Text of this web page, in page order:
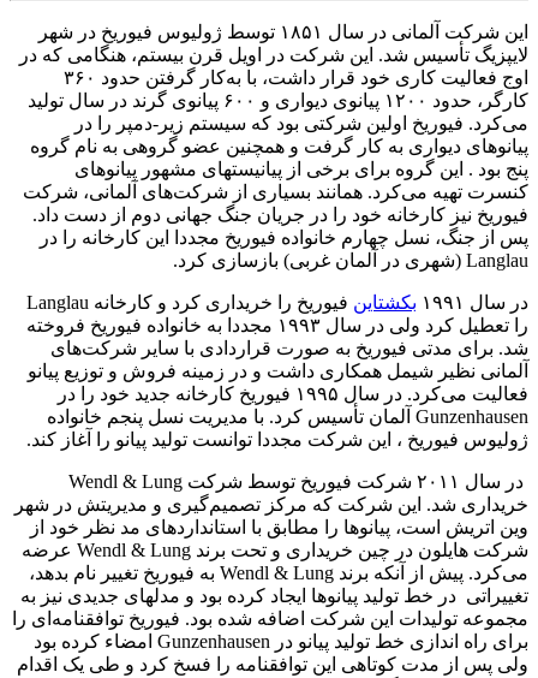
این شرکت آلمانی در سال ۱۸۵۱ توسط ژولیوس فیوریخ در شهر
لایپزیگ تأسیس شد. این شرکت در اویل قرن بیستم، هنگامی که در
اوج فعالیت کاری خود قرار داشت، با به‌کار گرفتن حدود ۳۶۰
کارگر، حدود ۱۲۰۰ پیانوی دیواری و ۶۰۰ پیانوی گرند در سال تولید
می‌کرد. فیوریخ اولین شرکتی بود که سیستم زیر-دمپر را در
پیانوهای دیواری به کار گرفت و همچنین عضو گروهی به نام گروه
پنج بود . این گروه برای برخی از پیانیستهای مشهور پیانوهای
کنسرت تهیه می‌کرد. همانند بسیاری از شرکت‌های آلمانی، شرکت
فیوریخ نیز کارخانه خود را در جریان جنگ جهانی دوم از دست داد.
پس از جنگ، نسل چهارم خانواده فیوریخ مجددا این کارخانه را در
Langlau (شهری در آلمان غربی)‌ بازسازی کرد.
در سال ۱۹۹۱ بکشتاین
فیوریخ را خریداری کرد و کارخانه Langlau
را تعطیل کرد ولی در سال ۱۹۹۳ مجددا به خانواده فیوریخ فروخته
شد. برای مدتی فیوریخ به صورت قراردادی با سایر شرکت‌های
آلمانی نظیر شیمل همکاری داشت و در زمینه فروش و توزیع پیانو
فعالیت می‌کرد. در سال ۱۹۹۵ فیوریخ کارخانه جدید خود را در
Gunzenhausen آلمان تأسیس کرد. با مدیریت نسل پنجم خانواده
ژولیوس فیوریخ ، این شرکت مجددا توانست تولید پیانو را آغاز کند.
در سال ۲۰۱۱ شرکت فیوریخ توسط شرکت Wendl & Lung
خریداری شد. این شرکت که مرکز تصمیم‌گیری و مدیریتش در شهر
وین اتریش است، پیانوها را مطابق با استانداردهای مد نظر خود از
شرکت هایلون در چین خریداری و تحت برند Wendl & Lung عرضه
می‌کرد. پیش از آنکه برند Wendl & Lung به فیوریخ تغییر نام بدهد،
تغییراتی در خط تولید پیانوها ایجاد کرده بود و مدلهای جدیدی نیز به
مجموعه تولیدات این شرکت اضافه شده بود. فیوریخ توافقنامه‌ای را
برای راه اندازی خط تولید پیانو در Gunzenhausen امضاء کرده بود
ولی پس از مدت کوتاهی این توافقنامه را فسخ کرد و طی یک اقدام